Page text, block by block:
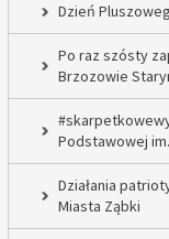
Dzień
Po raz szósty
Brzozowie
Podstawowej
Działania
Miasta Ząbki